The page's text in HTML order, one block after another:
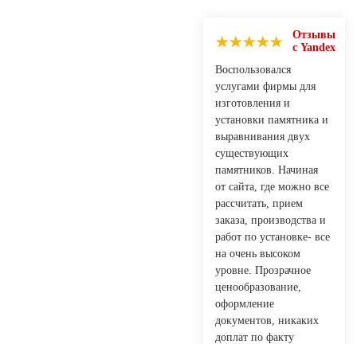
Отзывы
с Yandex
Воспользовался
услугами фирмы для
изготовления и
установки памятника и
выравнивания двух
существующих
памятников. Начиная
от сайта, где можно все
рассчитать, прием
заказа, производства и
работ по установке- все
на очень высоком
уровне. Прозрачное
ценообразование,
оформление
документов, никаких
доплат по факту